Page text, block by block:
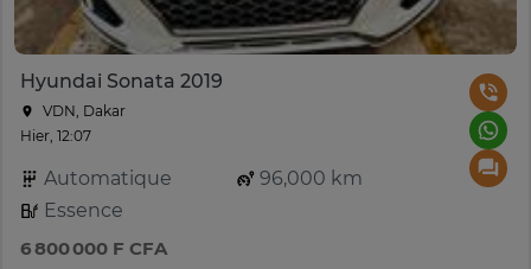
Hyundai Sonata 2019
VDN, Dakar
Hier, 12:07
Automatique
96,000 km
Essence
6 800 000 F CFA